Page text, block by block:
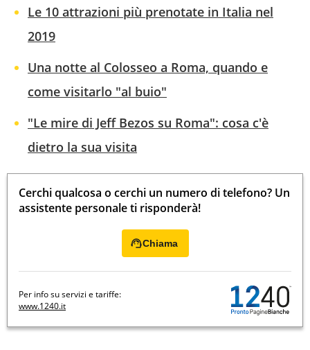
Le 10 attrazioni più prenotate in Italia nel
2019
Una notte al Colosseo a Roma, quando e
come visitarlo "al buio"
"Le mire di Jeff Bezos su Roma": cosa c'è
dietro la sua visita
Cerchi qualcosa o cerchi un numero di telefono? Un
assistente personale ti risponderà!
Chiama
Per info su servizi e tariffe:
www.1240.it